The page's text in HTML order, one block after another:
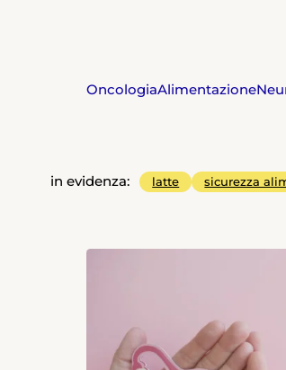
OncologiaAlimentazione
in evidenza: latte sicurezza